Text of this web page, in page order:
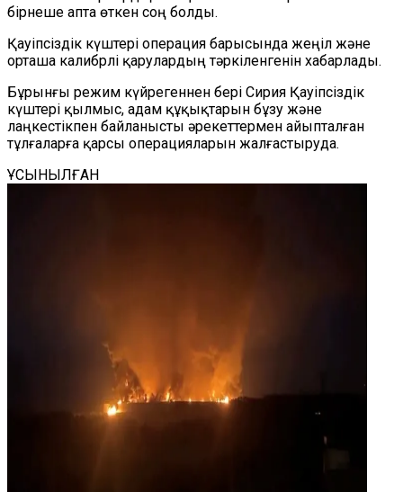
бірнеше апта өткен соң болды.
Қауіпсіздік күштері операция барысында жеңіл және
орташа калибрлі қарулардың тәркіленгенін хабарлады.
Бұрынғы режим күйрегеннен бері Сирия Қауіпсіздік
күштері қылмыс, адам құқықтарын бұзу және
лаңкестікпен байланысты әрекеттермен айыпталған
тұлғаларға қарсы операцияларын жалғастыруда.
ҰСЫНЫЛҒАН